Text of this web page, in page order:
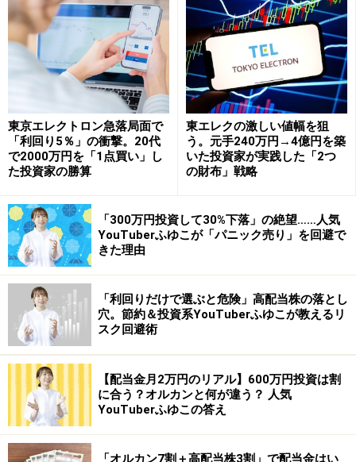
ト（2438・東証マザーズ）を紹介します。
【2438】 アスカネット (東証マザーズ)
アスカネットHP
アスカネットは、ネットでの個人向け写真集製作と遺影
写真加工の会社です。
シニア向けのサービスにフォローの風が吹いています。
定年退職してリタイアした人の趣味として、写真撮影は
人気が高いようです。また、携帯・スマホなどで気軽に
写真を撮る機会が増加。お気に入りの写真を残すのに、
単なるプリントではなく、個人向けの写真集を製作する
人も増えているようです。
遺影バンクHP
東京エレクトロン急落局面で
「利回り5％」の衝撃。20代
で2000万円を「1点買い」し
た投資家の勝算
東エレクの激しい値幅を狙
う。元手240万円→4億円を築
いた投資家が実践した「2つ
の財布」戦略
「300万円投資して30%下落」の絶望……人気
YouTuberふゆこが「パニック売り」を回避で
きた理由
「利回りだけで選ぶと危険」高配当株の落とし
穴。節約＆投資系YouTuberふゆこが教えるリ
スク回避術
【配当金月2万円のリアル】600万円投資は割
に合う？オルカンと何が違う？ 人気
YouTuberふゆこの答え
「オルカン7割＋高配当株3割」で配当金はい